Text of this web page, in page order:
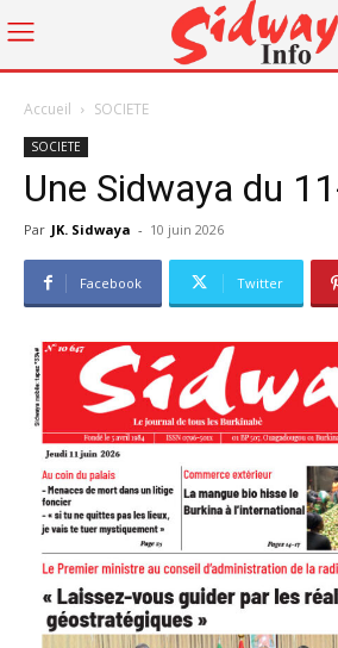
Accueil SOCIETE
SOCIETE
Une Sidwaya du
Par JK. Sidwaya - 10 juin 2026
Facebook Twitter